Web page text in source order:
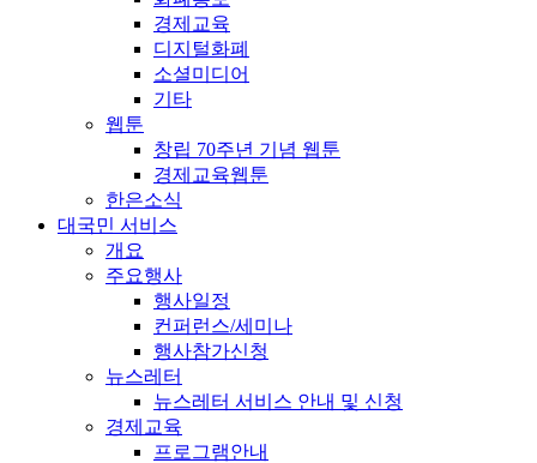
경제교육
디지털화폐
소셜미디어
기타
웹툰
창립 70주년 기념 웹툰
경제교육웹툰
한은소식
대국민 서비스
개요
주요행사
행사일정
컨퍼런스/세미나
행사참가신청
뉴스레터
뉴스레터 서비스 안내 및 신청
경제교육
프로그램안내